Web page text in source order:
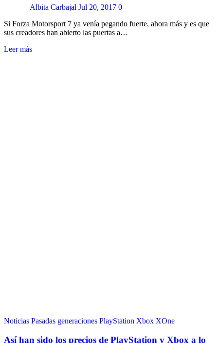
Albita Carbajal Jul 20, 2017 0
Si Forza Motorsport 7 ya venía pegando fuerte, ahora más y es que
sus creadores han abierto las puertas a…
Leer más
Noticias Pasadas generaciones PlayStation Xbox XOne
Así han sido los precios de PlayStation y Xbox a lo